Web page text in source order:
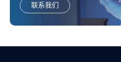
联系我们